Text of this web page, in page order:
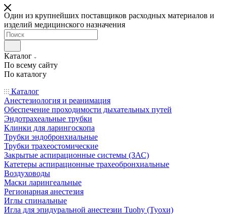
Один из крупнейших поставщиков расходных материалов и
изделий медицинского назначения
Каталог
По всему сайту
По каталогу
Каталог
Анестезиология и реанимация
Обеспечение проходимости дыхательных путей
Эндотрахеальные трубки
Клинки для ларингоскопа
Трубки эндобронхиальные
Трубки трахеостомические
Закрытые аспирационные системы (ЗАС)
Катетеры аспирационные трахеобронхиальные
Воздуховоды
Маски ларингеальные
Регионарная анестезия
Иглы спинальные
Игла для эпидуральной анестезии Tuohy (Туохи)